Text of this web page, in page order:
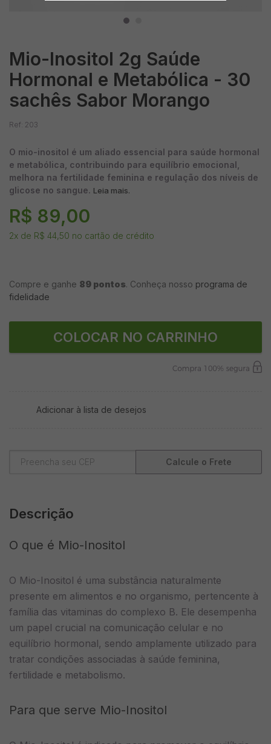
Mio-Inositol 2g Saúde
Hormonal e Metabólica - 30
sachês Sabor Morango
Ref: 203
O mio-inositol é um aliado essencial para saúde hormonal
e metabólica, contribuindo para equilíbrio emocional,
melhora na fertilidade feminina e regulação dos níveis de
glicose no sangue. Leia mais.
R$ 89,00
2x de R$ 44,50 no cartão de crédito
Compre e ganhe 89 pontos. Conheça nosso programa de
fidelidade
COLOCAR NO CARRINHO
Adicionar à lista de desejos
Calcule o Frete
Descrição
O que é Mio-Inositol
O Mio-Inositol é uma substância naturalmente
presente em alimentos e no organismo, pertencente à
família das vitaminas do complexo B. Ele desempenha
um papel crucial na comunicação celular e no
equilíbrio hormonal, sendo amplamente utilizado para
tratar condições associadas à saúde feminina,
fertilidade e metabolismo.
Para que serve Mio-Inositol